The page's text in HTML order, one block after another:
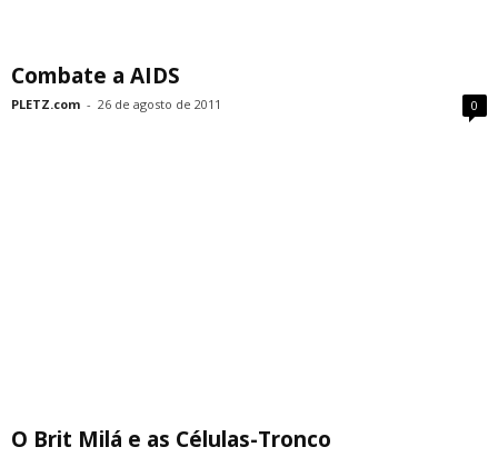
Combate a AIDS
PLETZ.com - 26 de agosto de 2011 0
O Brit Milá e as Células-Tronco